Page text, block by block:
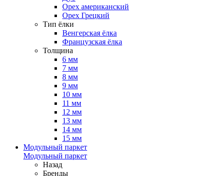
Орех американский
Орех Грецкий
Тип ёлки
Венгерская ёлка
Французская ёлка
Толщина
6 мм
7 мм
8 мм
9 мм
10 мм
11 мм
12 мм
13 мм
14 мм
15 мм
Модульный паркет
Модульный паркет
Назад
Бренды